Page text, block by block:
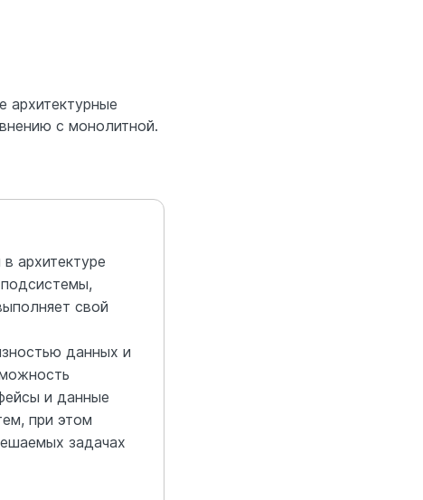
архитектурные
с монолитной.
архитектуре
свой
данных и
и данные
при этом
задачах